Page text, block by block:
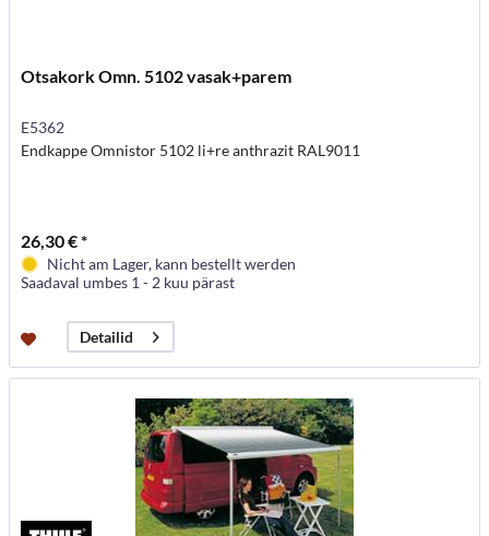
Otsakork Omn. 5102 vasak+parem
E5362
Endkappe Omnistor 5102 li+re anthrazit RAL9011
26,30 € *
Nicht am Lager, kann bestellt werden
Saadaval umbes 1 - 2 kuu pärast
Detailid